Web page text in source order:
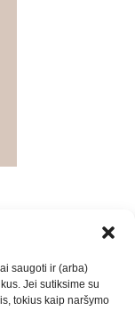
saugoti ir (arba)
Jei sutiksime su
tokius kaip naršymo
kūrimas,